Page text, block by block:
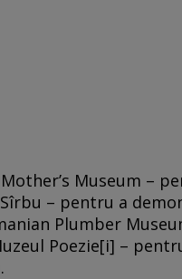
Museum –
– pentru a
Plumber
Poezie[i] –